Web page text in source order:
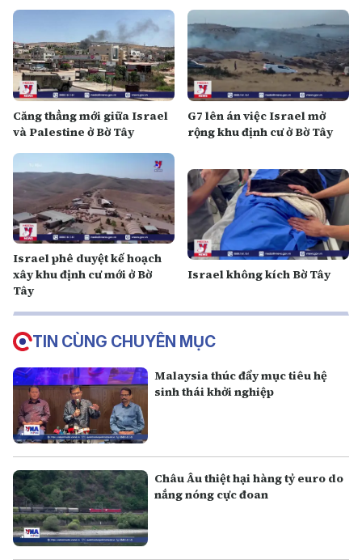
Căng thẳng mới giữa Israel
và Palestine ở Bờ Tây
G7 lên án việc Israel mở
rộng khu định cư ở Bờ Tây
Israel phê duyệt kế hoạch
xây khu định cư mới ở Bờ
Tây
Israel không kích Bờ Tây
TIN CÙNG CHUYÊN MỤC
Malaysia thúc đẩy mục tiêu hệ
sinh thái khởi nghiệp
Châu Âu thiệt hại hàng tỷ euro do
nắng nóng cực đoan